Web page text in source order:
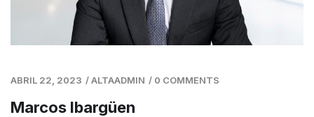
ABRIL 22, 2023 /ALTAADMIN / 0 COMMENTS
Marcos Ibargüen